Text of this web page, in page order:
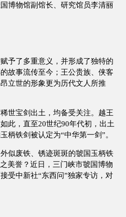
博物馆副馆长、研究馆员李清丽
予了多重意义，并形成了独特的
故事流传至今；王公贵族、侠客
立世的形象更为历代文人所推
世宝剑出土，均备受关注。越王
此，直至20世纪90年代初，出土
柄铁剑被认定为“中华第一剑”。
似废铁、锈迹斑斑的虢国玉柄铁
美誉？近日，三门峡市虢国博物
受中新社“东西问”独家专访，对